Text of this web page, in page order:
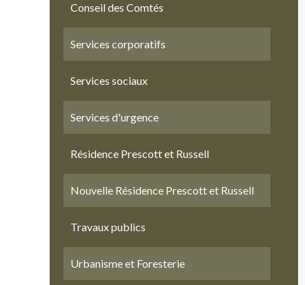
Conseil des Comtés
Services corporatifs
Services sociaux
Services d'urgence
Résidence Prescott et Russell
Nouvelle Résidence Prescott et Russell
Travaux publics
Urbanisme et Foresterie